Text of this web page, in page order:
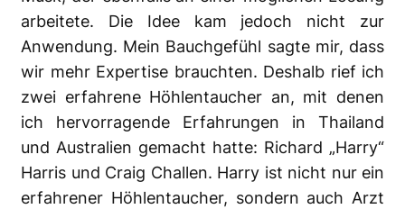
arbeitete. Die Idee kam jedoch nicht zur
Anwendung. Mein Bauchgefühl sagte mir, dass
wir mehr Expertise brauchten. Deshalb rief ich
zwei erfahrene Höhlentaucher an, mit denen
ich hervorragende Erfahrungen in Thailand
und Australien gemacht hatte: Richard „Harry“
Harris und Craig Challen. Harry ist nicht nur ein
erfahrener Höhlentaucher, sondern auch Arzt